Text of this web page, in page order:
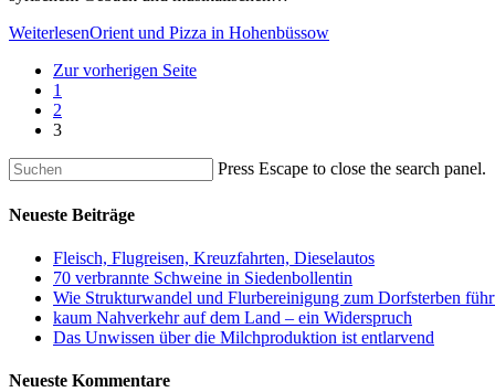
WeiterlesenOrient und Pizza in Hohenbüssow
Zur vorherigen Seite
1
2
3
Press Escape to close the search panel.
Neueste Beiträge
Fleisch, Flugreisen, Kreuzfahrten, Dieselautos
70 verbrannte Schweine in Siedenbollentin
Wie Strukturwandel und Flurbereinigung zum Dorfsterben
kaum Nahverkehr auf dem Land – ein Widerspruch
Das Unwissen über die Milchproduktion ist entlarvend
Neueste Kommentare